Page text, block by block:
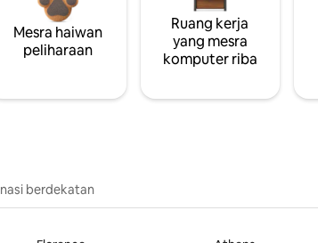
Mesra haiwan
peliharaan
Ruang kerja
yang mesra
komputer riba
berdekatan